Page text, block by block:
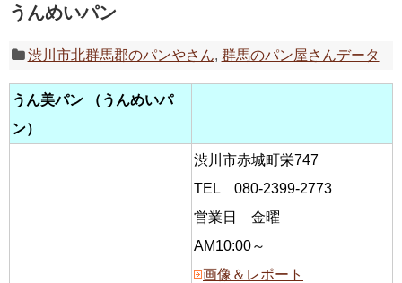
うんめいパン
渋川市北群馬郡のパンやさん, 群馬のパン屋さんデータ
うん美パン （うんめいパ
ン）
渋川市赤城町栄747
TEL 080-2399-2773
営業日 金曜
AM10:00～
画像＆レポート